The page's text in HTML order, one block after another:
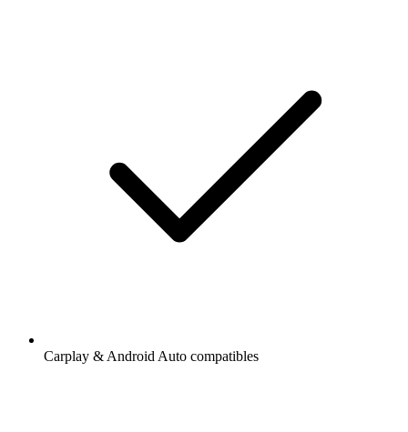
Carplay & Android Auto compatibles